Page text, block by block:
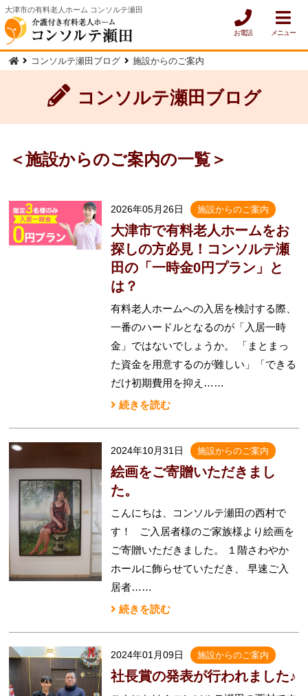
大津市の有料老人ホーム コンソルテ瀬田
お電話 メニュー
コンソルテ瀬田ブログ 施設からのご案内
コンソルテ瀬田ブログ
＜施設からのご案内の一覧＞
2026年05月26日 施設からのご案内
大津市で有料老人ホームをお
探しの方必見！コンソルテ瀬
田の「一時金0円プラン」と
は？
有料老人ホームへの入居を検討する際、
一番のハードルとなるのが「入居一時
金」ではないでしょうか。 「まとまっ
た資金を用意するのが難しい」「できる
だけ初期費用を抑え……
続きを読む
2024年10月31日 施設からのご案内
絵画をご寄贈いただきまし
た。
こんにちは、コンソルテ瀬田の西村で
す！ ご入居者様のご家族様より絵画を
ご寄贈いただきました。 １階さわやか
ホールに飾らせていただき、 早速ご入
居者……
続きを読む
2024年01月09日 施設からのご案内
社長賞の発表が行われました♪